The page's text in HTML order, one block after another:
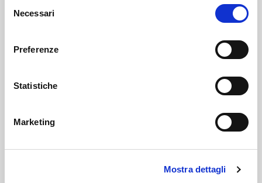
delNecessari
Preferenze
Statistiche
Marketing
Mostra dettagli